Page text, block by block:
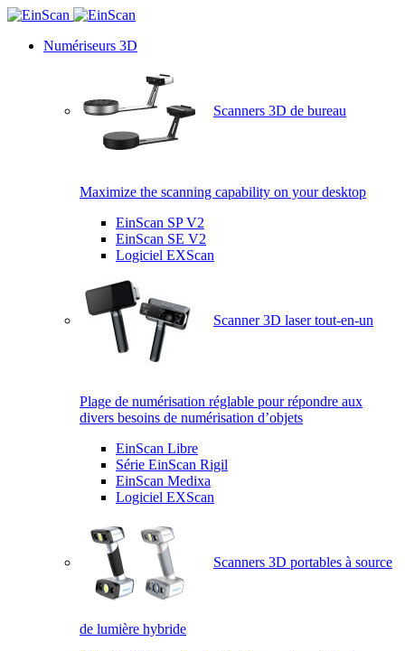
Numériseurs 3D
Scanners 3D de bureau
Maximize the scanning capability on your desktop
EinScan SP V2
EinScan SE V2
Logiciel EXScan
Scanner 3D laser tout-en-un
Plage de numérisation réglable pour répondre aux
divers besoins de numérisation d’objets
EinScan Libre
Série EinScan Rigil
EinScan Medixa
Logiciel EXScan
Scanners 3D portables à source
de lumière hybride